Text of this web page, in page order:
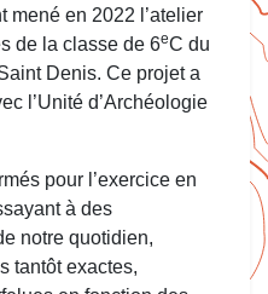
mené en 2022 l’atelier
de la classe de 6eC du
Denis. Ce projet a
l’Unité d’Archéologie
pour l’exercice en
à des
notre quotidien,
tantôt exactes,